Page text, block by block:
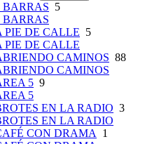
BARRAS 5
BARRAS
PIE DE CALLE 5
PIE DE CALLE
CAMINOS 88
CAMINOS
5 9
5
EN LA RADIO 3
EN LA RADIO
CON DRAMA
1